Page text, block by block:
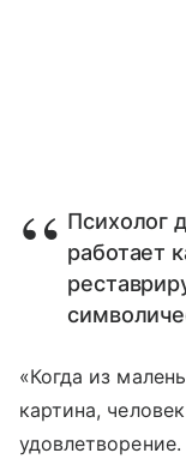
Психолог
работает
«Когда из
картина,